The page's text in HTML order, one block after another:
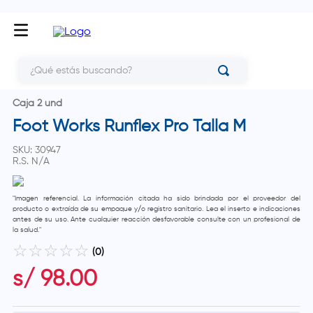
Caja 2 und
Foot Works Runflex Pro Talla M
SKU: 30947
R.S. N/A
"Imagen referencial. La información citada ha sido brindada por el proveedor del
producto o extraída de su empaque y/o registro sanitario. Lea el inserto e indicaciones
antes de su uso. Ante cualquier reacción desfavorable consulte con un profesional de
la salud."
☆ ☆ ☆ ☆ ☆ (0)
s/ 98.00